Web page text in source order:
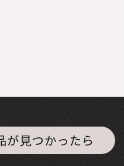
が見つかったら